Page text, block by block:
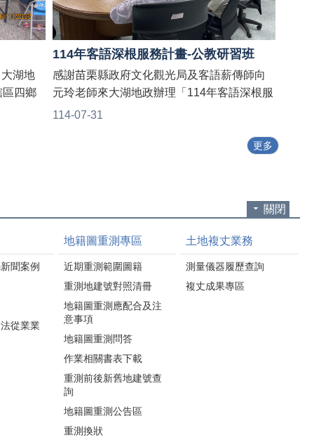
湖地
區四鄉
114年客語深根服務計畫-公教研習班
114-07-31
感謝苗栗縣政府文化觀光局及客語薪傳師向
元玲老師來大湖地政辦理「114年客語深根服
務計畫-公教研習班」👏👏 老師教學兼具互
意說、能夠說 👄👍 由生活客語至公務客語，
更多
關閉
聞案例
從業業
地籍圖重測專區
近期重測範圍圖籍
重測地建號對照清冊
地籍圖重測應配合及注
意事項
地籍圖重測問答
作業相關書表下載
重測前後新舊地建號查
詢
地籍圖重測公告區
重測換狀
土地複丈業務
測量儀器履歷查詢
複丈成果專區